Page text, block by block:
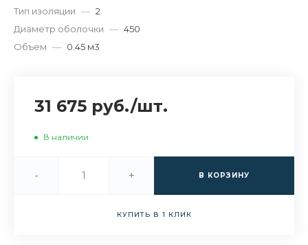
Тип изоляции — 2
Диаметр оболочки — 450
Объем — 0.45 м3
31 675 руб./шт.
В наличии
- + В КОРЗИНУ
КУПИТЬ В 1 КЛИК